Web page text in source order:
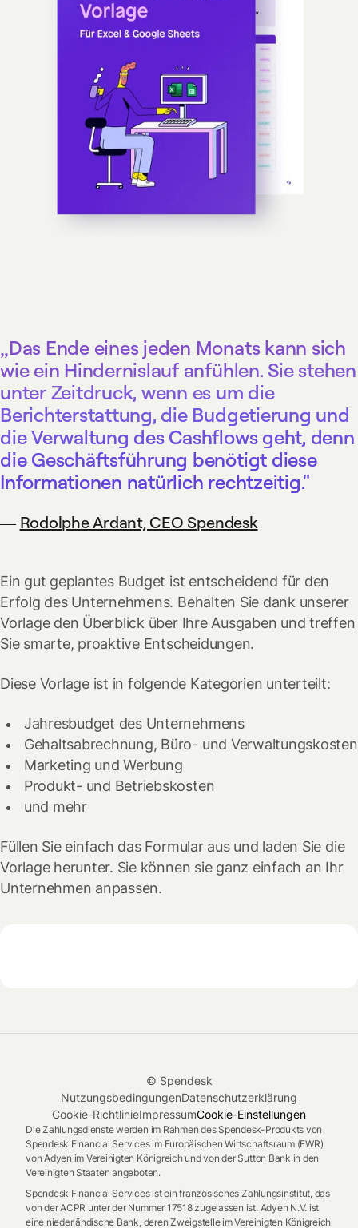
„Das Ende eines jeden Monats kann sich
wie ein Hindernislauf anfühlen. Sie stehen
unter Zeitdruck, wenn es um die
Berichterstattung, die Budgetierung und
die Verwaltung des Cashflows geht, denn
die Geschäftsführung benötigt diese
Informationen natürlich rechtzeitig."
— Rodolphe Ardant, CEO Spendesk
Ein gut geplantes Budget ist entscheidend für den
Erfolg des Unternehmens. Behalten Sie dank unserer
Vorlage den Überblick über Ihre Ausgaben und treffen
Sie smarte, proaktive Entscheidungen.
Diese Vorlage ist in folgende Kategorien unterteilt:
Jahresbudget des Unternehmens
Gehaltsabrechnung, Büro- und Verwaltungskosten
Marketing und Werbung
Produkt- und Betriebskosten
und mehr
Füllen Sie einfach das Formular aus und laden Sie die
Vorlage herunter. Sie können sie ganz einfach an Ihr
Unternehmen anpassen.
© Spendesk
NutzungsbedingungenDatenschutzerklärung
Cookie-RichtlinieImpressumCookie-Einstellungen
Die Zahlungsdienste werden im Rahmen des Spendesk-Produkts von
Spendesk Financial Services im Europäischen Wirtschaftsraum (EWR),
von Adyen im Vereinigten Königreich und von der Sutton Bank in den
Vereinigten Staaten angeboten.
Spendesk Financial Services ist ein französisches Zahlungsinstitut, das
von der ACPR unter der Nummer 17518 zugelassen ist. Adyen N.V. ist
eine niederländische Bank, deren Zweigstelle im Vereinigten Königreich